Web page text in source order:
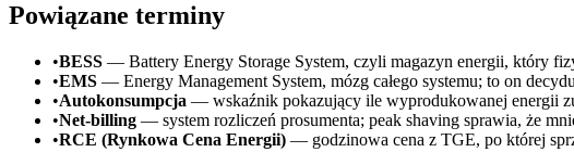
Powiązane terminy
•BESS — Battery Energy Storage System, czyli magazyn energii, który
•EMS — Energy Management System, mózg całego systemu; to on
•Autokonsumpcja — wskaźnik pokazujący ile wyprodukowanej energii
•Net-billing — system rozliczeń prosumenta; peak shaving sprawia, że
•RCE (Rynkowa Cena Energii) — godzinowa cena z TGE, po której